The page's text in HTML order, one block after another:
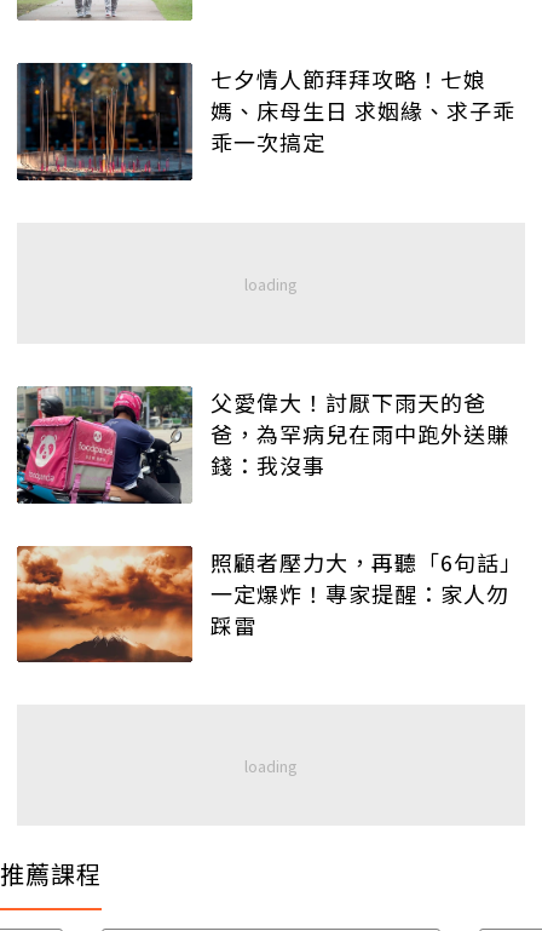
七夕情人節拜拜攻略！七娘
媽、床母生日 求姻緣、求子乖
乖一次搞定
父愛偉大！討厭下雨天的爸
爸，為罕病兒在雨中跑外送賺
錢：我沒事
照顧者壓力大，再聽「6句話」
一定爆炸！專家提醒：家人勿
踩雷
推薦課程